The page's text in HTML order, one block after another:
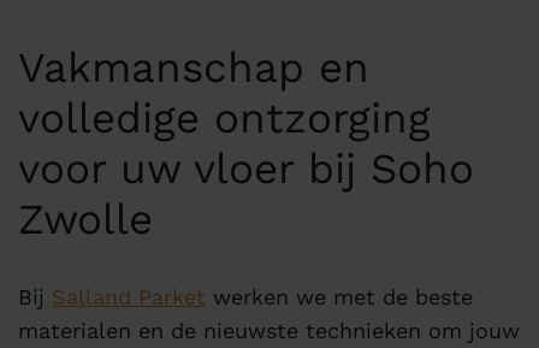
Vakmanschap en
volledige ontzorging
voor uw vloer bij Soho
Zwolle
Bij Salland Parket werken we met de beste
materialen en de nieuwste technieken om jouw